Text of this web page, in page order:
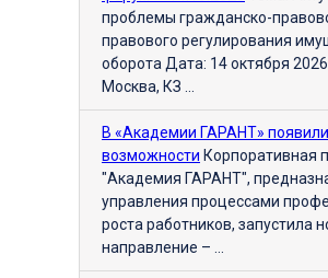
проблемы гражданско-
правового регулирования
оборота Дата: 14 октября 2026
Москва, КЗ ...
В «Академии ГАРАНТ»
возможности Корпоративная
"Академия ГАРАНТ",
управления процессами
роста работников, запустила
направление – ...